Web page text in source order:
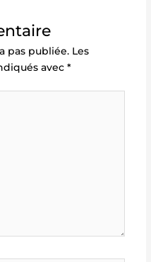
pas publiée. Les
avec *